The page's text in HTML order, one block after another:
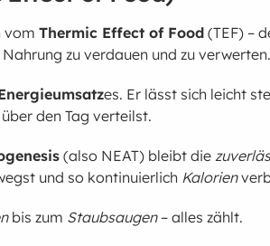
vomThermic Effect of Food (TEF) –
zu verdauen und zu
es. Er lässt sich leicht
den Tag verteilst.
(also NEAT) bleibt die
und so kontinuierlich Kalorien
bis zum Staubsaugen– alles zählt.